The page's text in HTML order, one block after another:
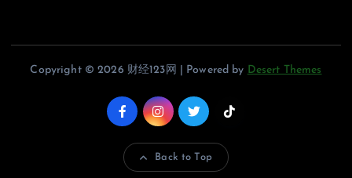
Copyright © 2026 财经123网 | Powered by Desert Themes
Back to Top